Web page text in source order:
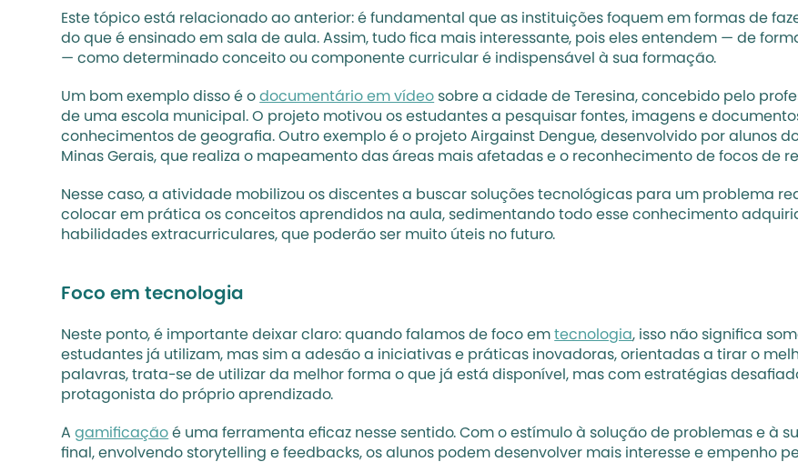
Este tópico está relacionado ao anterior: é fundamental que as instituições foquem em formas de
do que é ensinado em sala de aula. Assim, tudo fica mais interessante, pois eles entendem — de
— como determinado conceito ou componente curricular é indispensável à sua formação.
Um bom exemplo disso é o documentário em vídeo sobre a cidade de Teresina, concebido pelo
de uma escola municipal. O projeto motivou os estudantes a pesquisar fontes, imagens e
conhecimentos de geografia. Outro exemplo é o projeto Airgainst Dengue, desenvolvido por alunos
Minas Gerais, que realiza o mapeamento das áreas mais afetadas e o reconhecimento de focos de
Nesse caso, a atividade mobilizou os discentes a buscar soluções tecnológicas para um problema
colocar em prática os conceitos aprendidos na aula, sedimentando todo esse conhecimento
habilidades extracurriculares, que poderão ser muito úteis no futuro.
Foco em tecnologia
Neste ponto, é importante deixar claro: quando falamos de foco em tecnologia, isso não significa
estudantes já utilizam, mas sim a adesão a iniciativas e práticas inovadoras, orientadas a tirar o
palavras, trata-se de utilizar da melhor forma o que já está disponível, mas com estratégias
protagonista do próprio aprendizado.
A gamificação é uma ferramenta eficaz nesse sentido. Com o estímulo à solução de problemas e à
final, envolvendo storytelling e feedbacks, os alunos podem desenvolver mais interesse e empenho